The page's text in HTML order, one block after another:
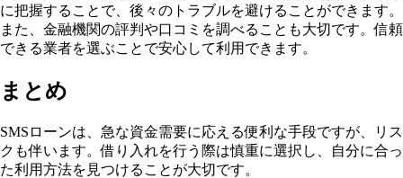
に把握することで、後々のトラブルを避けることができます。
また、金融機関の評判や口コミを調べることも大切です。信頼
できる業者を選ぶことで安心して利用できます。
まとめ
SMSローンは、急な資金需要に応える便利な手段ですが、リス
クも伴います。借り入れを行う際は慎重に選択し、自分に合っ
た利用方法を見つけることが大切です。